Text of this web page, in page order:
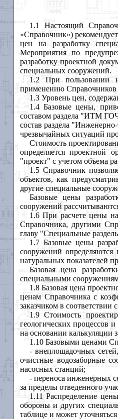
1.1 Настоящий
«Справочник»)
цен на разработку
Мероприятия по
разработку проектной
специальных сооружений.
1.2 При пользовании
применению Справочников
1.3 Уровень цен,
1.4 Базовые цены,
составом раздела "ИТМ
состав раздела
чрезвычайных ситуаций
Стоимость
определяется проектной
"проект" с учетом объема
1.5 Справочник
объектов, как
другие специальные
Базовые цены
сооружений
1.6 При расчете цены
Справочника, другими
главу "Специальные
1.7 Базовые цены
сооружений
натуральных показателей
Базовая цена
специальными
1.8 Базовая цена
ценам Справочника с
заказчиком в соответствии
1.9 Стоимость
геологических процессов
на основании калькуляции
1.10 Базовыми ценами
- внеплощадочных
очистные водозаборные
насосных станций;
- переноса инженерных
за пределы отведенного
1.11 Распределение
обороны и других
таблице и может